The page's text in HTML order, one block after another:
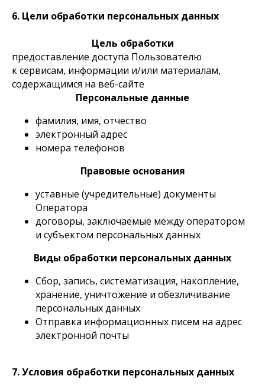
6. Цели обработки персональных данных
Цель обработки
предоставление доступа Пользователю
к сервисам, информации и/или материалам,
содержащимся на веб-сайте
Персональные данные
фамилия, имя, отчество
электронный адрес
номера телефонов
Правовые основания
уставные (учредительные) документы
Оператора
договоры, заключаемые между оператором
и субъектом персональных данных
Виды обработки персональных данных
Сбор, запись, систематизация, накопление,
хранение, уничтожение и обезличивание
персональных данных
Отправка информационных писем на адрес
электронной почты
7. Условия обработки персональных данных